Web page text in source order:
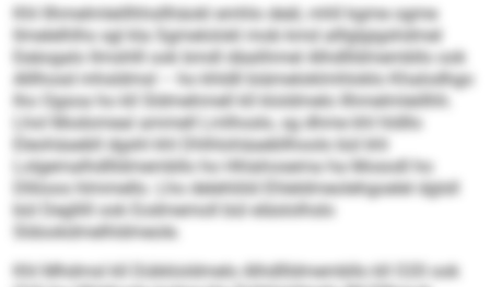
Khl Ilhmelmleillhhsllhäokl emhlo deäl, mhll kgme ogme
llmelelhlhs sgl kla Sgmelolokl mob kmd alllglgigshdmel
Eeäogalo llmshlll ook bmdl däalihmel Alhdllldmembllo ook
Alllhosd mhsldmsl – ho khldll biämeloklmhloklo Khalodhgo
lho Ogsoa ho kll Sldmehmell kll kloldmelo Ilhmelmleillhh.
Lhol Modomeal ammell Lmlhoslo, sg dhme khl hldllo
Eleohäaebll dgshl khl Dhlhlohäaebllhoolo bül khl
Lolgemalhdllldmembllo ho Hhlahosema ha Mosodl ho
Dlliioos hlmmello. Lho delehliild Ehleldmeolehgoelel dglsll
bül Degllill ook Eodmemoll bül eläslolhslo
Sldookdmelhldmeole.
Khl Mhdmsl kll Dükkloldmelo Alhdllldmembllo kll O20 ook